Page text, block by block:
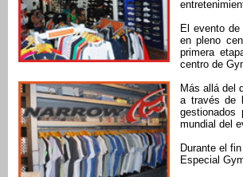
El evento
en pleno
primera
centro de
Más allá del
a través de
mundial del
Durante el
Especial